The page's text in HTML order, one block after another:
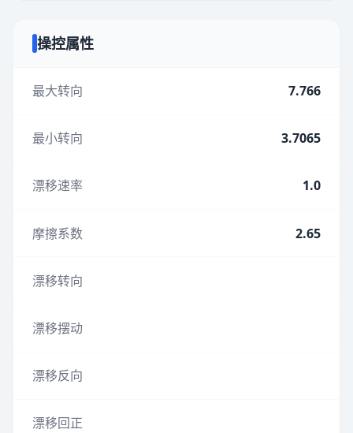
操控属性
最大转向 7.766
最小转向 3.7065
漂移速率 1.0
摩擦系数 2.65
漂移转向
漂移摆动
漂移反向
漂移回正